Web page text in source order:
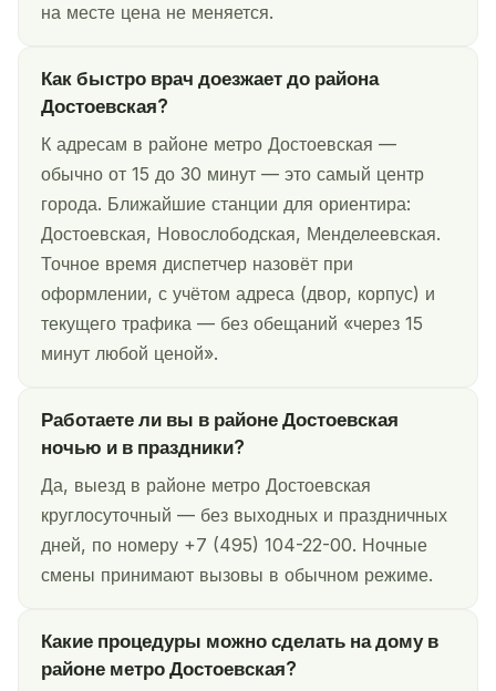
на месте цена не меняется.
Как быстро врач доезжает до района
Достоевская?
К адресам в районе метро Достоевская —
обычно от 15 до 30 минут — это самый центр
города. Ближайшие станции для ориентира:
Достоевская, Новослободская, Менделеевская.
Точное время диспетчер назовёт при
оформлении, с учётом адреса (двор, корпус) и
текущего трафика — без обещаний «через 15
минут любой ценой».
Работаете ли вы в районе Достоевская
ночью и в праздники?
Да, выезд в районе метро Достоевская
круглосуточный — без выходных и праздничных
дней, по номеру +7 (495) 104-22-00. Ночные
смены принимают вызовы в обычном режиме.
Какие процедуры можно сделать на дому в
районе метро Достоевская?